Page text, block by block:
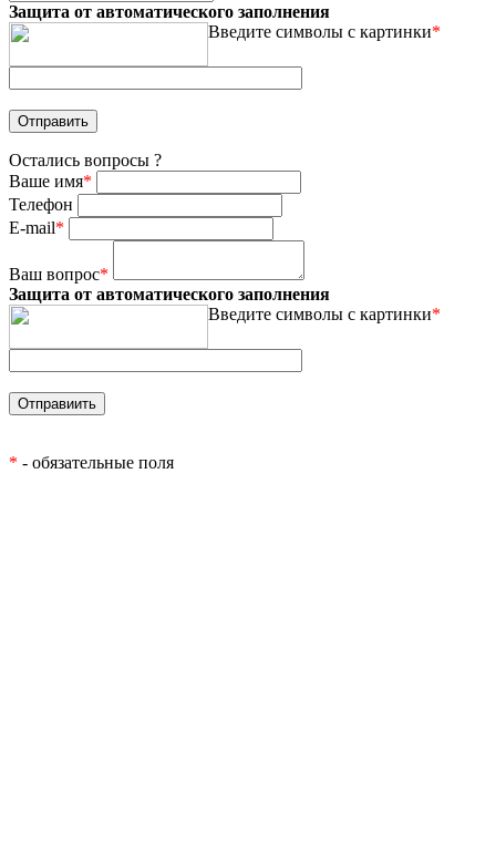
Защита от автоматического заполнения
Введите символы с картинки*
Остались вопросы ?
Ваше имя*
Телефон
E-mail*
Ваш вопрос*
Защита от автоматического заполнения
Введите символы с картинки*
* - обязательные поля